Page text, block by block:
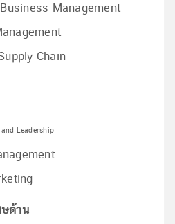
Management
Chain
and Leadership
ษด้าน